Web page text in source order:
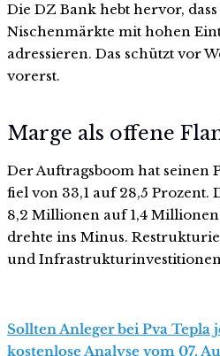
Die DZ Bank hebt hervor,
Nischenmärkte mit hohen
adressieren. Das schützt vor
vorerst.
Marge als offene
Der Auftragsboom hat seinen
fiel von 33,1 auf 28,5 Prozent.
8,2 Millionen auf 1,4
drehte ins Minus.
und Infrastrukturinvestitionen
Sollten Anleger bei Pva Tepla
kostenlose Analyse vom 07.